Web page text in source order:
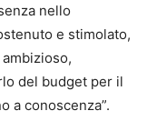
nello
e stimolato,
del budget per il
a conoscenza”.